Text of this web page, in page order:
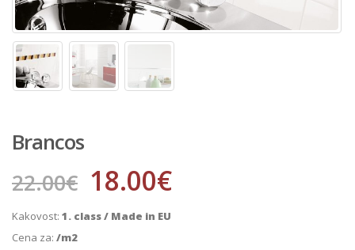
Brancos
22.00€ 18.00€
Kakovost: 1. class / Made in EU
Cena za: /m2